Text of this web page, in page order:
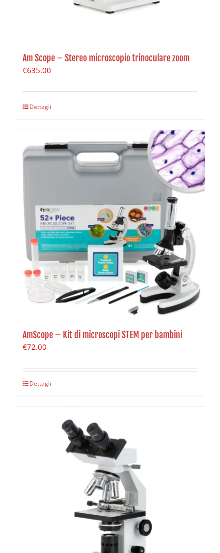
Am Scope – Stereo microscopio trinoculare zoom
€635.00
Dettagli
AmScope – Kit di microscopi STEM per bambini
€72.00
Dettagli